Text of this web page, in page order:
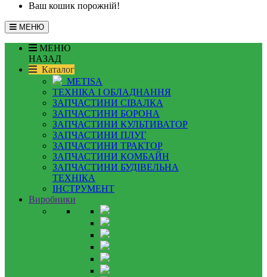
Ваш кошик порожній!
МЕНЮ
МЕНЮ
НАЗАД
Каталог
METISA
ТЕХНІКА І ОБЛАДНАННЯ
ЗАПЧАСТИНИ СІВАЛКА
ЗАПЧАСТИНИ БОРОНА
ЗАПЧАСТИНИ КУЛЬТИВАТОР
ЗАПЧАСТИНИ ПЛУГ
ЗАПЧАСТИНИ ТРАКТОР
ЗАПЧАСТИНИ КОМБАЙН
ЗАПЧАСТИНИ БУДІВЕЛЬНА
ТЕХНІКА
ІНСТРУМЕНТ
Виробники